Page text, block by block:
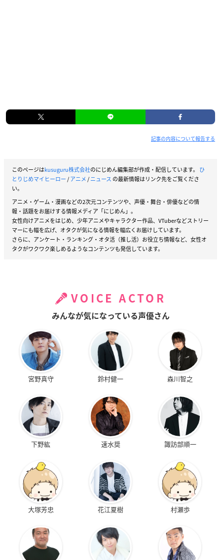
記事の内容について報告する
このページはkusuguru株式会社のにじめん編集部が作成・配信しています。 ひ
とりじめマイヒーロー/アニメ/ニュース の最新情報はリンク先をご覧くださ
い。
アニメ・ゲーム・漫画などの2次元コンテンツや、声優・舞台・俳優などの情
報・話題をお届けする情報メディア「にじめん」。
女性向けアニメをはじめ、少年アニメやキャラクター作品、VTuberなどストリー
マーにも幅を広げ、オタクが気になる情報を幅広くお届けしています。
さらに、アンケート・ランキング・オタ活（推し活）お役立ち情報など、女性オ
タクがワクワク楽しめるようなコンテンツも発信しています。
VOICE ACTOR
みんなが気になっている声優さん
宮野真守 鈴村健一 森川智之
下野紘 速水奨 諏訪部順一
大塚芳忠 花江夏樹 村瀬歩